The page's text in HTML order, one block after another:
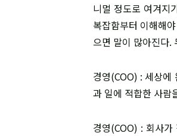
니멀 정도로 여겨지
복잡함부터 이해해
으면 말이 많아진다.
경영(COO) : 세상에
과 일에 적합한 사람
경영(COO) : 회사